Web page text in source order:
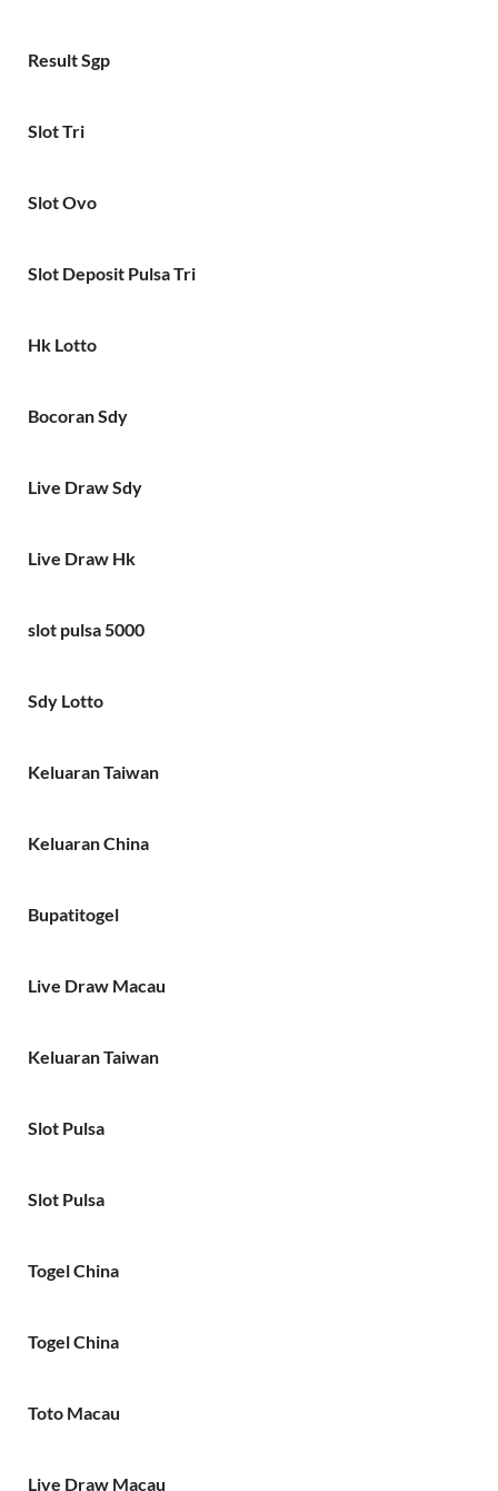
Result Sgp
Slot Tri
Slot Ovo
Slot Deposit Pulsa Tri
Hk Lotto
Bocoran Sdy
Live Draw Sdy
Live Draw Hk
slot pulsa 5000
Sdy Lotto
Keluaran Taiwan
Keluaran China
Bupatitogel
Live Draw Macau
Keluaran Taiwan
Slot Pulsa
Slot Pulsa
Togel China
Togel China
Toto Macau
Live Draw Macau